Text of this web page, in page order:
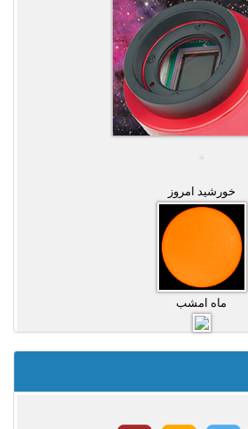
خورشید امروز
ماه امشب